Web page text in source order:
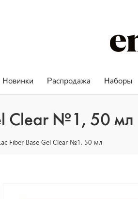
Новинки Распродажа Наборы
Clear №1, 50 мл
Fiber Base Gel Clear №1, 50 мл